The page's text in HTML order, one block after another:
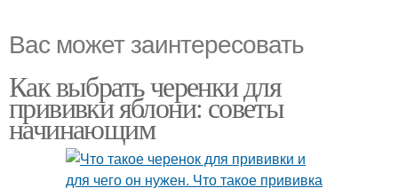
Вас может заинтересовать
Как выбрать черенки для
прививки яблони: советы
начинающим